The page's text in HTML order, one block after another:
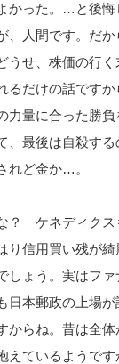
かった。…と後悔
、人間です。だか
うせ、株価の行く
るだけの話ですか
力量に合った勝負
、最後は自殺する
れど金か…。
？ ケネディクス
り信用買い残が綺
しょう。実はファ
日本郵政の上場が
からね。昔は全体
えているようです